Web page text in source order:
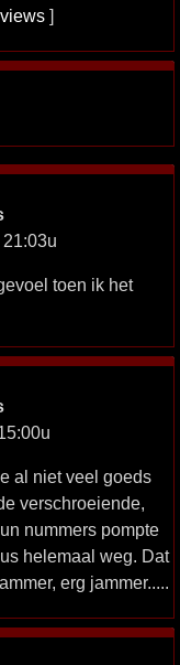
]
toen ik het
al niet veel goeds
verschroeiende,
nummers pompte
helemaal weg. Dat
erg jammer.....